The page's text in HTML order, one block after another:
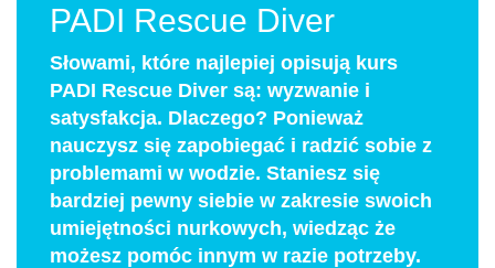
PADI Rescue Diver
Słowami, które najlepiej opisują kurs
PADI Rescue Diver są: wyzwanie i
satysfakcja. Dlaczego? Ponieważ
nauczysz się zapobiegać i radzić sobie z
problemami w wodzie. Staniesz się
bardziej pewny siebie w zakresie swoich
umiejętności nurkowych, wiedząc że
możesz pomóc innym w razie potrzeby.